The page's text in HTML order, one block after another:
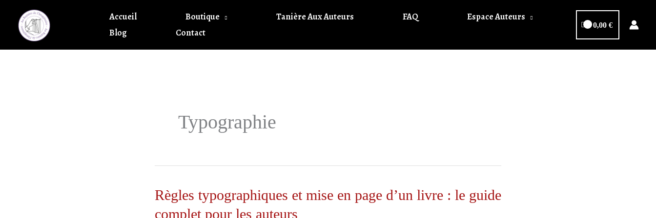
contenu
Accueil Boutique Tanière Aux Auteurs FAQ
Espace Auteurs
Blog
Contact
0,00 €
Typographie
Règles typographiques et mise en page d’un livre : le guide
complet pour les auteurs